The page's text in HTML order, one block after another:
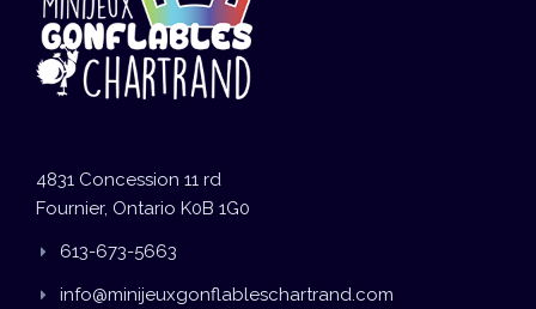
4831 Concession 11 rd
Fournier, Ontario K0B 1G0
613-673-5663
info@minijeuxgonflableschartrand.com